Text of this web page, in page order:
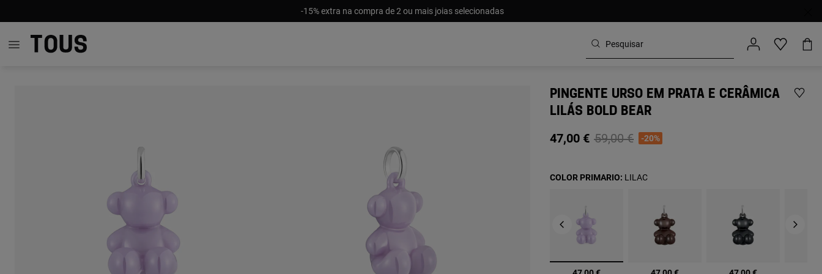
-15% extra na compra de 2 ou mais joias selecionadas
PINGENTE URSO EM PRATA E CERÂMICA
LILÁS BOLD BEAR
47,00 € Price reduced from
59,00 €to-20%
selecionado
COLOR PRIMARIO: LILAC